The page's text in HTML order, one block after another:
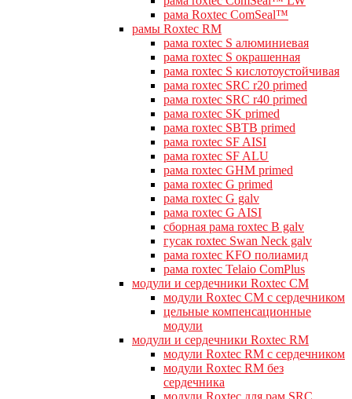
рама Roxtec ComSeal™
рамы Roxtec RM
рама roxtec S алюминиевая
рама roxtec S окрашенная
рама roxtec S кислотоустойчивая
рама roxtec SRC r20 primed
рама roxtec SRC r40 primed
рама roxtec SK primed
рама roxtec SBTB primed
рама roxtec SF AISI
рама roxtec SF ALU
рама roxtec GHM primed
рама roxtec G primed
рама roxtec G galv
рама roxtec G AISI
сборная рама roxtec B galv
гусак roxtec Swan Neck galv
рама roxtec KFO полиамид
рама roxtec Telaio ComPlus
модули и сердечники Roxtec CM
модули Roxtec CM с сердечником
цельные компенсационные
модули
модули и сердечники Roxtec RM
модули Roxtec RM с сердечником
модули Roxtec RM без
сердечника
модули Roxtec для рам SRC